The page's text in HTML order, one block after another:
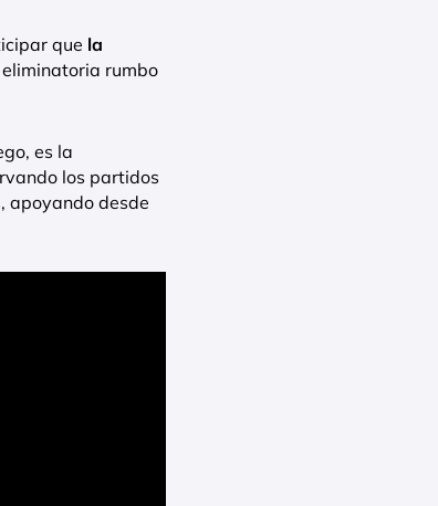
que la
rumbo
es la
los partidos
apoyando desde